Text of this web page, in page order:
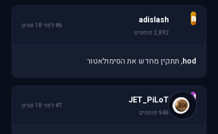
a
adislash
2,892 פוסטים
#6
·לפני 18 שנים
hod, תתקין מחדש את הסימולאטור
J
JET_PiLoT
946 פוסטים
#7
·לפני 18 שנים